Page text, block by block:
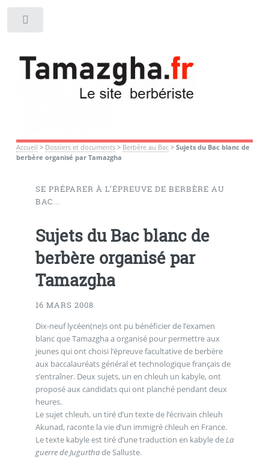
Accueil > Dossiers et documents> Berbère au Bac> Sujets du Bac blanc de
berbère organisé par Tamazgha
SE PRÉPARER À L’ÉPREUVE DE BERBÈRE AU
BAC...
Sujets du Bac blanc de
berbère organisé par
Tamazgha
16 MARS 2008
Dix-neuf lycéen(ne)s ont pu bénéficier de l’examen
blanc que Tamazgha a organisé pour permettre aux
jeunes qui ont choisi l’épreuve facultative de berbère
aux baccalauréats général et technologique français de
s’entraîner. Deux sujets, un en chleuh un kabyle, ont
proposé aux candidats qui ont planché pendant deux
heures.
Le sujet chleuh, un tiré d’un texte de l’écrivain chleuh
Akunad, raconte la vie d’un immigré chleuh en France.
Le texte kabyle est tiré d’une traduction en kabyle deLa
guerre de Jugurthade Salluste.